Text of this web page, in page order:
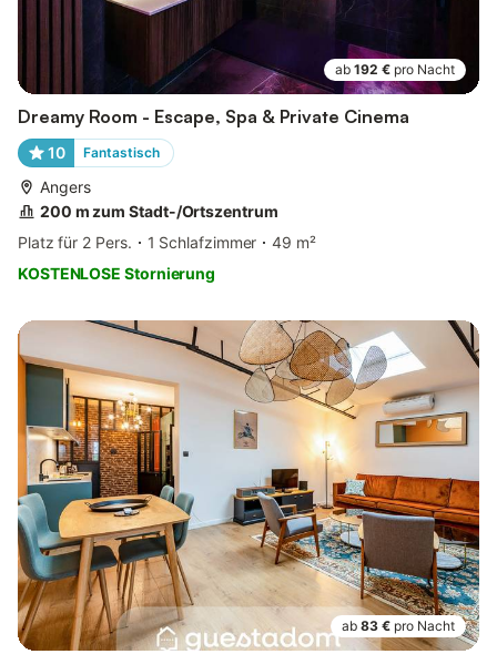
ab 192 € pro Nacht
Dreamy Room - Escape, Spa & Private Cinema
10 Fantastisch
Angers
200 m zum Stadt-/Ortszentrum
Platz für 2 Pers.
1 Schlafzimmer
49 m²
KOSTENLOSE Stornierung
ab 83 € pro Nacht